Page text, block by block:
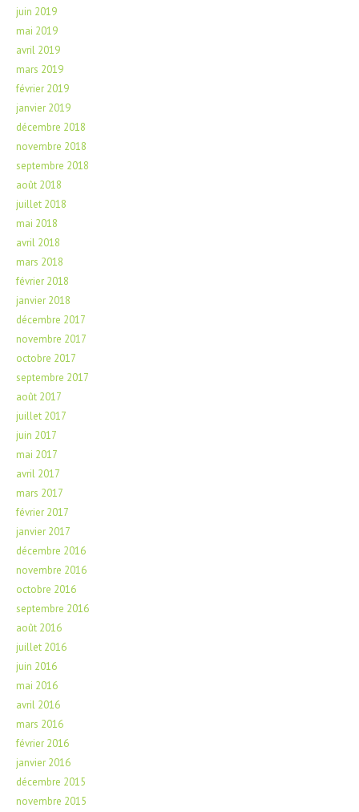
juin 2019
mai 2019
avril 2019
mars 2019
février 2019
janvier 2019
décembre 2018
novembre 2018
septembre 2018
août 2018
juillet 2018
mai 2018
avril 2018
mars 2018
février 2018
janvier 2018
décembre 2017
novembre 2017
octobre 2017
septembre 2017
août 2017
juillet 2017
juin 2017
mai 2017
avril 2017
mars 2017
février 2017
janvier 2017
décembre 2016
novembre 2016
octobre 2016
septembre 2016
août 2016
juillet 2016
juin 2016
mai 2016
avril 2016
mars 2016
février 2016
janvier 2016
décembre 2015
novembre 2015